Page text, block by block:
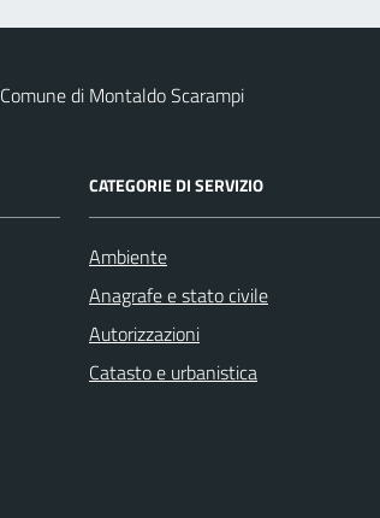
Comune di Montaldo Scarampi
CATEGORIE DI SERVIZIO
Ambiente
Anagrafe e stato civile
Autorizzazioni
Catasto e urbanistica